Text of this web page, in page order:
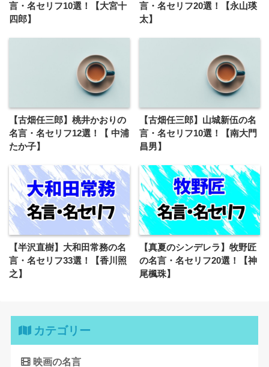
言・名セリフ10選！【大宮十
四郎】
言・名セリフ20選！【永山瑛
太】
【古畑任三郎】桃井かおりの
名言・名セリフ12選！【 中浦
たか子】
【古畑任三郎】山城新伍の名
言・名セリフ10選！【南大門
昌男】
【半沢直樹】大和田常務の名
言・名セリフ33選！【香川照
之】
【真夏のシンデレラ】牧野匠
の名言・名セリフ20選！【神
尾楓珠】
カテゴリー
映画の名言